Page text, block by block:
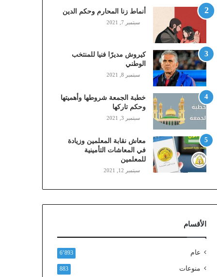
,
م
ا
ي
ل
ي
،
ز
ي
ن
)
ع
ب
ر
ا
ن
ذ
و
ن
أنماط زنا المحارم وحكم الدين
سبتمبر 7, 2021
كيروش مديرًا فنيا للمنتخب
الوطني
سبتمبر 8, 2021
خطبة الجمعة شروطها وأهميتها
وحكم تاركها
سبتمبر 3, 2021
معاش نقابة المعلمين وزيادة
في المعاشات التأمينية
للمعلمين
سبتمبر 12, 2021
الأقسام
عام 6٬893
منوعات 883